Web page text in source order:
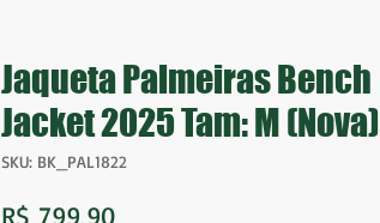
Jaqueta Palmeiras Bench
Jacket 2025 Tam: M (Nova)
SKU: BK_PAL1822
R$ 799,90Preço